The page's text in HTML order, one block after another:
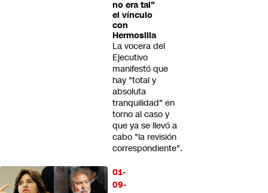
no era tal"
el vínculo
con
Hermosilla
La vocera del
Ejecutivo
manifestó que
hay "total y
absoluta
tranquilidad" en
torno al caso y
que ya se llevó a
cabo "la revisión
correspondiente".
01-
09-